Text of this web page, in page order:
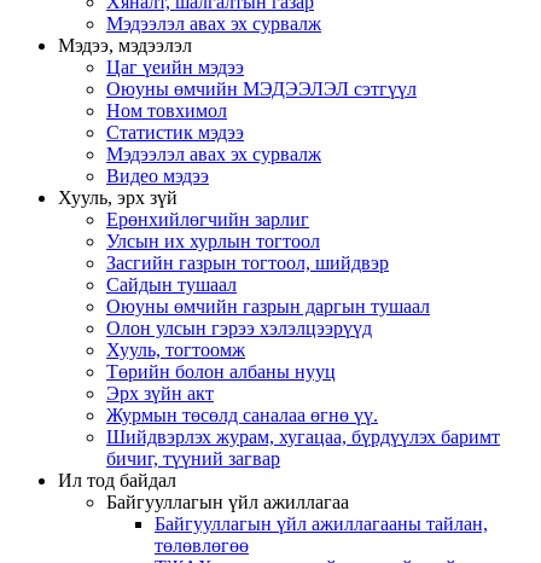
Мэдээлэл авах эх сурвалж
Мэдээ, мэдээлэл
Цаг үеийн мэдээ
Оюуны өмчийн МЭДЭЭЛЭЛ сэтгүүл
Ном товхимол
Статистик мэдээ
Мэдээлэл авах эх сурвалж
Видео мэдээ
Хууль, эрх зүй
Ерөнхийлөгчийн зарлиг
Улсын их хурлын тогтоол
Засгийн газрын тогтоол, шийдвэр
Сайдын тушаал
Оюуны өмчийн газрын даргын тушаал
Олон улсын гэрээ хэлэлцээрүүд
Хууль, тогтоомж
Төрийн болон албаны нууц
Эрх зүйн акт
Журмын төсөлд саналаа өгнө үү.
Шийдвэрлэх журам, хугацаа, бүрдүүлэх баримт
бичиг, түүний загвар
Ил тод байдал
Байгууллагын үйл ажиллагаа
Байгууллагын үйл ажиллагааны тайлан,
төлөвлөгөө